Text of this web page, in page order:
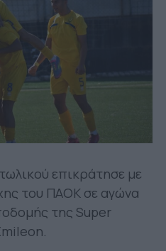
επικράτησε με
του ΠΑΟΚ σε αγώνα
της Super